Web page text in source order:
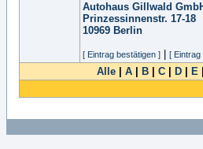
Autohaus Gillwald
Prinzessinnenstr. 17-18
10969 Berlin
[ Eintrag bestätigen ] [ Eintrag
Alle A B C D E